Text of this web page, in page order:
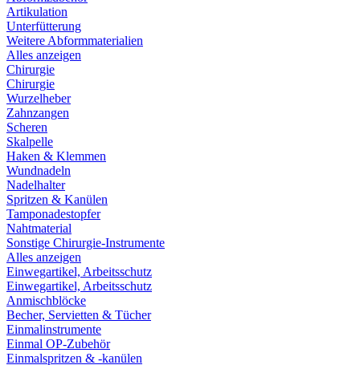
Artikulation
Unterfütterung
Weitere Abformmaterialien
Alles anzeigen
Chirurgie
Chirurgie
Wurzelheber
Zahnzangen
Scheren
Skalpelle
Haken & Klemmen
Wundnadeln
Nadelhalter
Spritzen & Kanülen
Tamponadestopfer
Nahtmaterial
Sonstige Chirurgie-Instrumente
Alles anzeigen
Einwegartikel, Arbeitsschutz
Einwegartikel, Arbeitsschutz
Anmischblöcke
Becher, Servietten & Tücher
Einmalinstrumente
Einmal OP-Zubehör
Einmalspritzen & -kanülen